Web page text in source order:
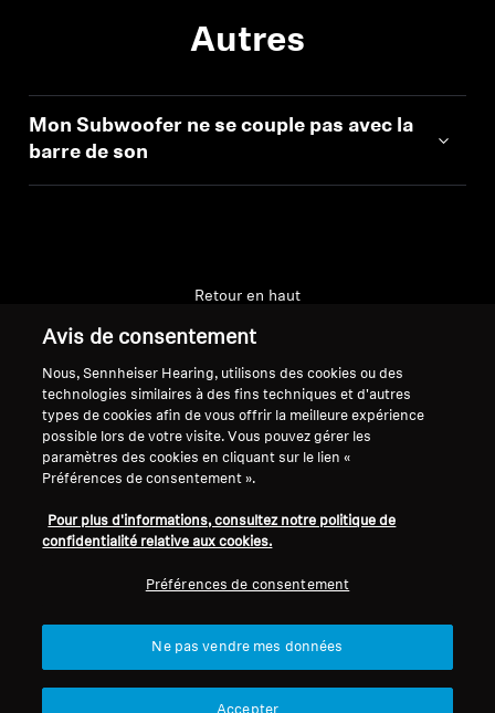
Autres
Mon Subwoofer ne se couple pas avec la
barre de son
Retour en haut
Mentions légales
Se rétracter du contrat
Politique de confidentialité
globale
Politique de divulgation
coordonnée des vulnérabilités
Notre société
À propos de nous
Contacts presse
marque Sennheiser
Consumer
Avis de consentement
Nous, Sennheiser Hearing, utilisons des cookies ou des
technologies similaires à des fins techniques et d'autres
types de cookies afin de vous offrir la meilleure expérience
possible lors de votre visite. Vous pouvez gérer les
paramètres des cookies en cliquant sur le lien «
Préférences de consentement ».
Pour plus d'informations, consultez notre politique de
confidentialité relative aux cookies.
Préférences de consentement
Ne pas vendre mes données